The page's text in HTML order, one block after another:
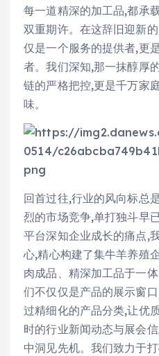
每一道精深的加工品,都承
双重期许。在这辞旧迎新
仅是一个服务的提供者,更
者。我们深知,那一抹醇厚
链的严格把控,更是千万家
味。
回首过往,行业的风向标总
烈的市场竞争,单打独斗早
平台深知企业成长的痛点,
心,精心构建了集牛羊养殖
肉成品、精深加工品于一
们不仅仅是产品的展示窗
过精细化的产品分类,让优
时的行业新闻动态与展会
中洞见先机。我们致力于